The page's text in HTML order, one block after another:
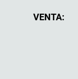
VENTA: